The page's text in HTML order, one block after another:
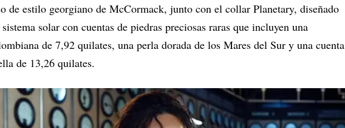
de estilo georgiano de McCormack, junto con el collar Planetary, diseñado
solar con cuentas de piedras preciosas raras que incluyen una
de 7,92 quilates, una perla dorada de los Mares del Sur y una cuenta
de 13,26 quilates.